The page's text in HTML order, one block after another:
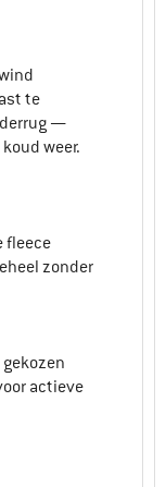
te
—
weer.
fleece
zonder
actieve